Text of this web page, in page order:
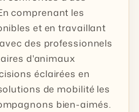
comprenant les
et en travaillant
des professionnels
d'animaux
éclairées en
de mobilité les
bien-aimés.